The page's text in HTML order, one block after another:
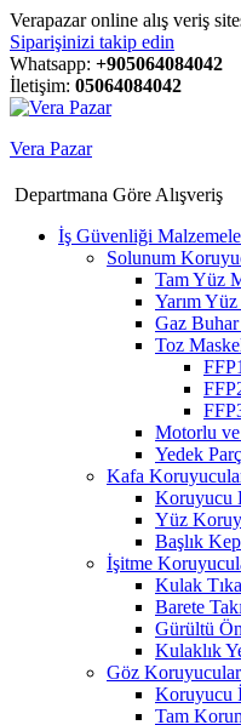
Verapazar online alış veriş
Siparişinizi takip edin
Whatsapp: +905064084042
İletişim: 05064084042
Vera Pazar
Departmana Göre Alışveriş
İş Güvenliği
Solunum
Tam Yüz
Yarım
Gaz
Toz
FFP1
Motorlu
Yedek
Kafa
Koruyucu
Yüz
Başlık
İşitme
Kulak
Barete
Gürültü
Kulaklık
Göz Koruyucular
Koruyucu
Tam